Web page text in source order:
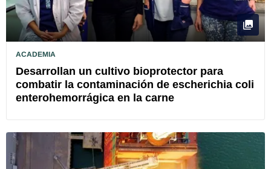
ACADEMIA
Desarrollan un cultivo bioprotector para
combatir la contaminación de escherichia coli
enterohemorrágica en la carne